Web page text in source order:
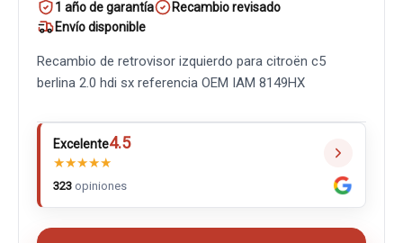
1 año de garantía
Recambio revisado
Envío disponible
Recambio de retrovisor izquierdo para citroën c5
berlina 2.0 hdi sx referencia OEM IAM 8149HX
Excelente4.5
★★★★★
323 opiniones